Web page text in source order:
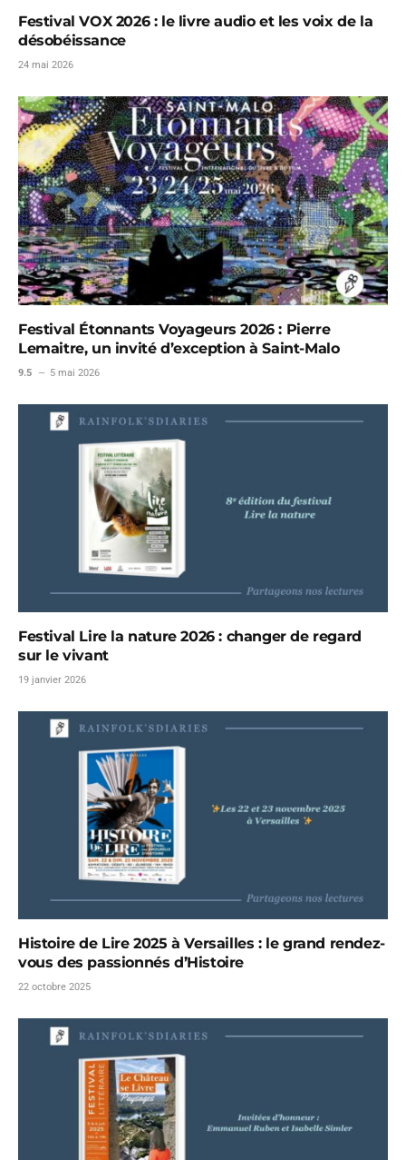
Festival VOX 2026 : le livre audio et les voix de la
désobéissance
24 mai 2026
Festival Étonnants Voyageurs 2026 : Pierre
Lemaitre, un invité d’exception à Saint-Malo
9.5 5 mai 2026
Festival Lire la nature 2026 : changer de regard
sur le vivant
19 janvier 2026
Histoire de Lire 2025 à Versailles : le grand rendez-
vous des passionnés d’Histoire
22 octobre 2025